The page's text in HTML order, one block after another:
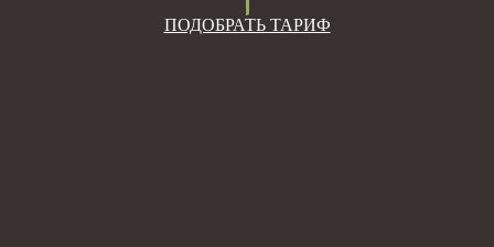
ПОДОБРАТЬ ТАРИФ